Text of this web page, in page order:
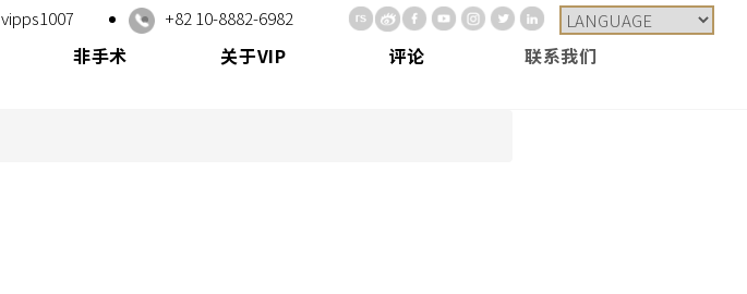
vipps1007 +82 10-8882-6982
非手术 关于VIP 评论 联系我们